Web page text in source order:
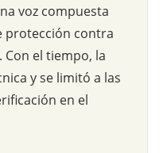
voz compuesta
protección contra
Con el tiempo, la
y se limitó a las
en el